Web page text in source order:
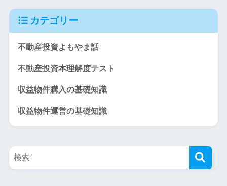
カテゴリー
不動産投資よもやま話
不動産投資本理解度テスト
収益物件購入の基礎知識
収益物件運営の基礎知識